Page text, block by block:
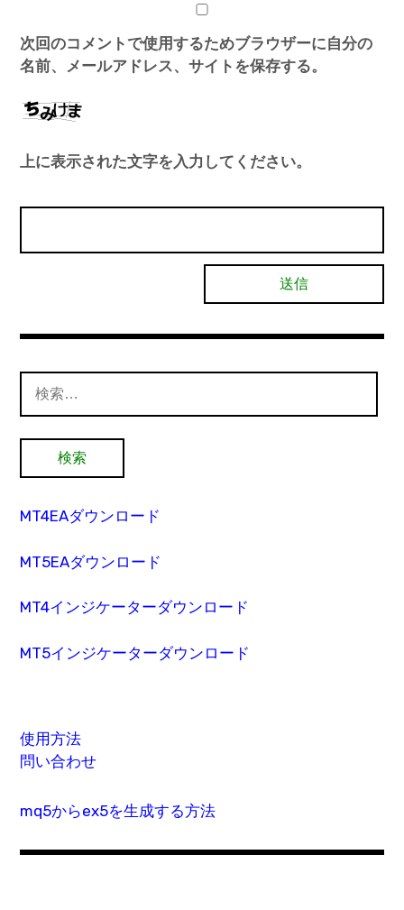
次回のコメントで使用するためブラウザーに自分の
名前、メールアドレス、サイトを保存する。
上に表示された文字を入力してください。
索:
MT4EAダウンロード
MT5EAダウンロード
MT4インジケーターダウンロード
MT5インジケーターダウンロード
使用方法
問い合わせ
mq5からex5を生成する方法